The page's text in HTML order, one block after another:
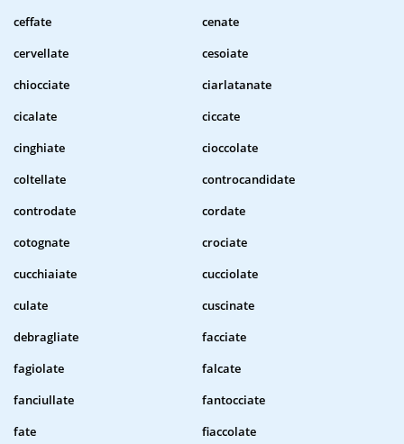
ceffate
cenate
cervellate
cesoiate
chiocciate
ciarlatanate
cicalate
ciccate
cinghiate
cioccolate
coltellate
controcandidate
controdate
cordate
cotognate
crociate
cucchiaiate
cucciolate
culate
cuscinate
debragliate
facciate
fagiolate
falcate
fanciullate
fantocciate
fate
fiaccolate